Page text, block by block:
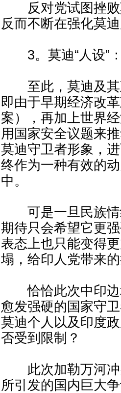
反对党试图挫败
反而不断在强化莫
3。莫迪“人设”：
至此，莫迪及其
即由于早期经济改
案），再加上世界
用国家安全议题来
莫迪守卫者形象，
终作为一种有效的
中。
可是一旦民族情
期待只会希望它更
表态上也只能变得
塌，给印人党带来
恰恰此次中印边
愈发强硬的国家守
莫迪个人以及印度
否受到限制？
此次加勒万河冲
所引发的国内巨大